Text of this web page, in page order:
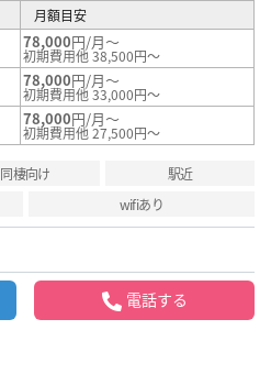
月額目安
78,000円/月～
初期費用他 38,500円～
78,000円/月～
初期費用他 33,000円～
78,000円/月～
初期費用他 27,500円～
同棲向け
駅近
wifiあり
電話する